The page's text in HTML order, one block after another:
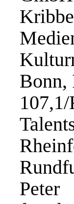
Bonn,